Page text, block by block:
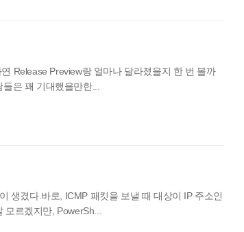
Release Preview랑 얼마나 달라졌을지 한 번 볼까
은 꽤 기대했을만한...
생겼다.바로, ICMP 패킷을 보낼 때 대상이 IP 주소인
르겠지만, PowerSh...